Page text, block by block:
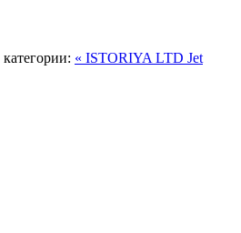
« ISTORIYA LTD Jet